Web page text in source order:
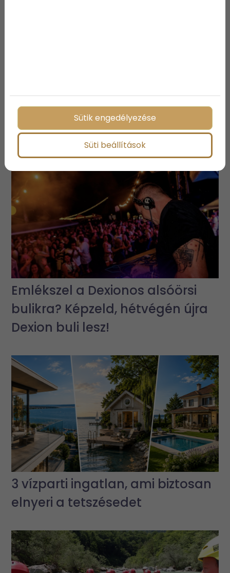
További bejegyzések
Emlékszel a Dexionos alsóörsi
bulikra? Képzeld, hétvégén újra
Dexion buli lesz!
3 vízparti ingatlan, ami biztosan
elnyeri a tetszésedet
Sütik engedélyezése
Süti beállítások